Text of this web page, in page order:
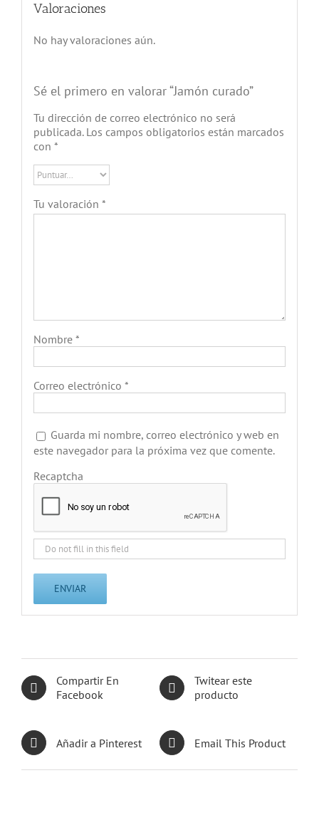
Valoraciones
No hay valoraciones aún.
Sé el primero en valorar “Jamón curado”
Tu dirección de correo electrónico no será
publicada. Los campos obligatorios están marcados
con *
Tu valoración *
Nombre *
Correo electrónico *
Guarda mi nombre, correo electrónico y web en
este navegador para la próxima vez que comente.
Recaptcha
Compartir En
Facebook
Twitear este
producto
Añadir a Pinterest Email This Product